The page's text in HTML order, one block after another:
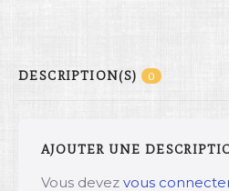
DESCRIPTION(S) 0
AJOUTER UNE
Vous devez vous